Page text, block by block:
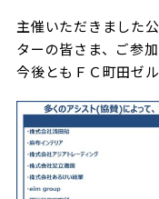
主催いただきました
ターの皆さま、ご参
今後ともＦＣ町田ゼ